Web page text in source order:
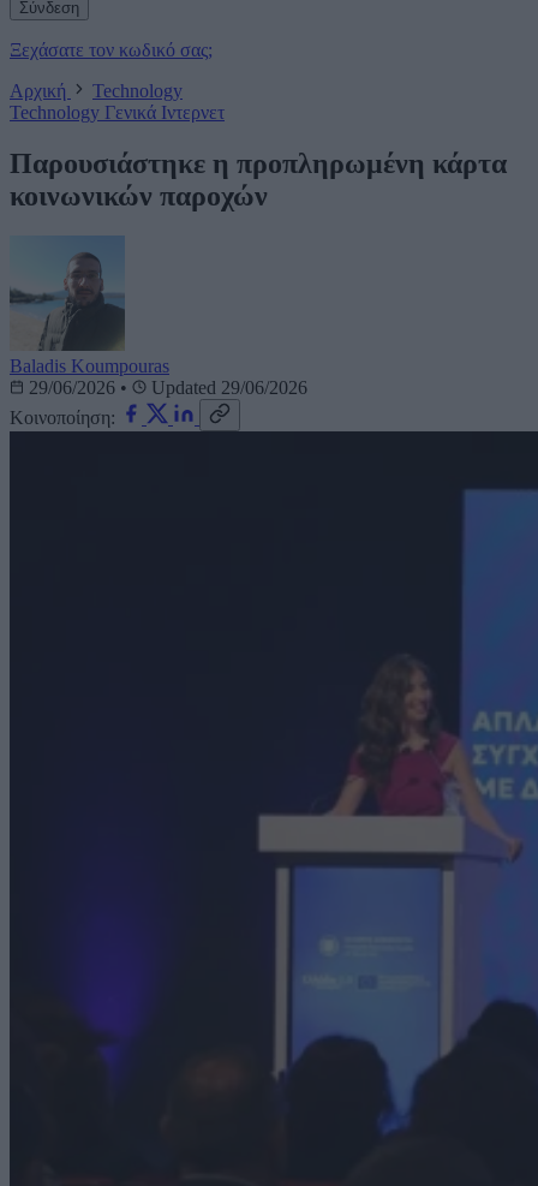
Ξεχάσατε τον κωδικό σας;
Αρχική
Technology
Technology Γενικά Ιντερνετ
Παρουσιάστηκε η προπληρωμένη κάρτα
κοινωνικών παροχών
Baladis Koumpouras
29/06/2026 •
Updated 29/06/2026
Κοινοποίηση: